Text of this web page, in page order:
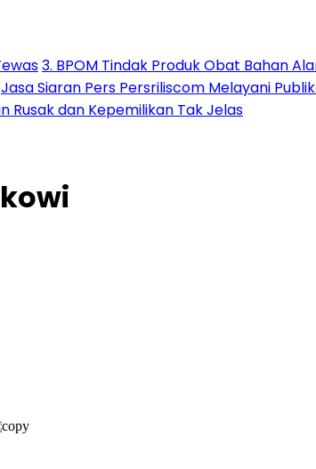
3. BPOM Tindak Produk Obat Bahan
Jasa Siaran Pers Persriliscom Melayani
Rusak dan Kepemilikan Tak Jelas